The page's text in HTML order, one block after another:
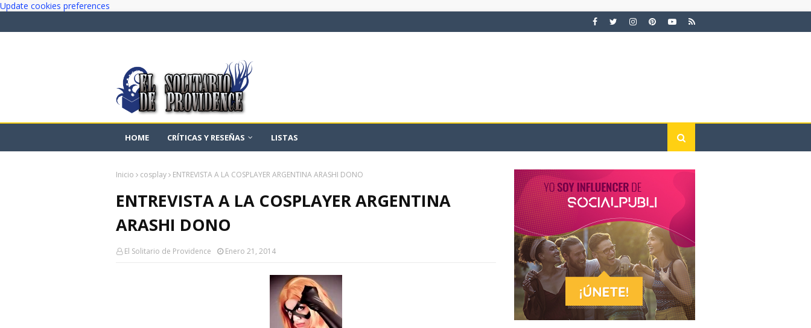
Update cookies preferences
HOME CRÍTICAS Y RESEÑAS LISTAS
Inicio cosplay ENTREVISTA A LA COSPLAYER ARGENTINA ARASHI DONO
ENTREVISTA A LA COSPLAYER ARGENTINA
ARASHI DONO
El Solitario de Providence Enero 21, 2014